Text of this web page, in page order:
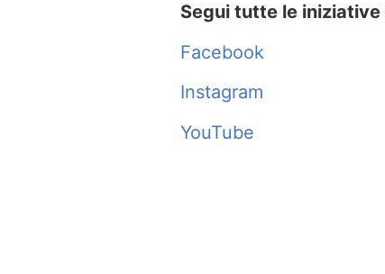
Segui tutte le
Facebook
Instagram
YouTube